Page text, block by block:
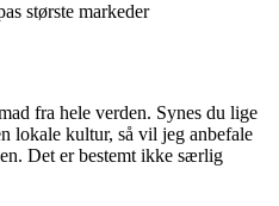
største markeder
fra hele verden. Synes du lige
lokale kultur, så vil jeg anbefale
Det er bestemt ikke særlig